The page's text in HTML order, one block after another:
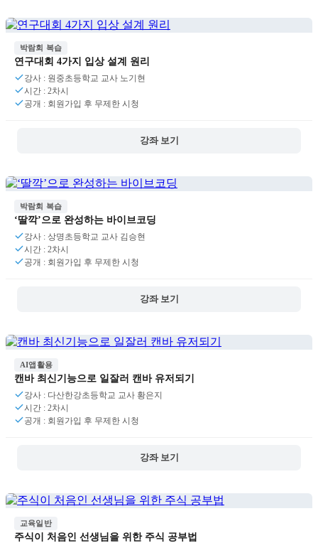
박람회 복습
연구대회 4가지 입상 설계 원리
강사 : 원중초등학교 교사 노기현
시간 : 2차시
공개 : 회원가입 후 무제한 시청
강좌 보기
박람회 복습
‘딸깍’으로 완성하는 바이브코딩
강사 : 상명초등학교 교사 김승현
시간 : 2차시
공개 : 회원가입 후 무제한 시청
강좌 보기
AI앱활용
캔바 최신기능으로 일잘러 캔바 유저되기
강사 : 다산한강초등학교 교사 황은지
시간 : 2차시
공개 : 회원가입 후 무제한 시청
강좌 보기
교육일반
주식이 처음인 선생님을 위한 주식 공부법